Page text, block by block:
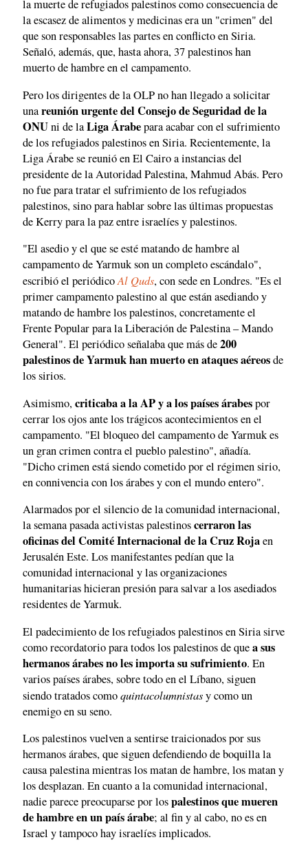
la muerte de refugiados palestinos como consecuencia de
la escasez de alimentos y medicinas era un "crimen" del
que son responsables las partes en conflicto en Siria.
Señaló, además, que, hasta ahora, 37 palestinos han
muerto de hambre en el campamento.
Pero los dirigentes de la OLP no han llegado a solicitar
unareunión urgente del Consejo de Seguridad de la
ONUni de laLiga Árabepara acabar con el sufrimiento
de los refugiados palestinos en Siria. Recientemente, la
Liga Árabe se reunió en El Cairo a instancias del
presidente de la Autoridad Palestina, Mahmud Abás. Pero
no fue para tratar el sufrimiento de los refugiados
palestinos, sino para hablar sobre las últimas propuestas
de Kerry para la paz entre israelíes y palestinos.
"El asedio y el que se esté matando de hambre al
campamento de Yarmuk son un completo escándalo",
escribió el periódicoAl Quds, con sede en Londres. "Es el
primer campamento palestino al que están asediando y
matando de hambre los palestinos, concretamente el
Frente Popular para la Liberación de Palestina – Mando
General". El periódico señalaba que más de200
palestinos de Yarmuk han muerto en ataques aéreosde
los sirios.
Asimismo,criticaba a la AP y a los países árabespor
cerrar los ojos ante los trágicos acontecimientos en el
campamento. "El bloqueo del campamento de Yarmuk es
un gran crimen contra el pueblo palestino", añadía.
"Dicho crimen está siendo cometido por el régimen sirio,
en connivencia con los árabes y con el mundo entero".
Alarmados por el silencio de la comunidad internacional,
la semana pasada activistas palestinoscerraron las
oficinas del Comité Internacional de la Cruz Rojaen
Jerusalén Este. Los manifestantes pedían que la
comunidad internacional y las organizaciones
humanitarias hicieran presión para salvar a los asediados
residentes de Yarmuk.
El padecimiento de los refugiados palestinos en Siria sirve
como recordatorio para todos los palestinos de quea sus
hermanos árabes no les importa su sufrimiento. En
varios países árabes, sobre todo en el Líbano, siguen
siendo tratados comoquintacolumnistasy como un
enemigo en su seno.
Los palestinos vuelven a sentirse traicionados por sus
hermanos árabes, que siguen defendiendo de boquilla la
causa palestina mientras los matan de hambre, los matan y
los desplazan. En cuanto a la comunidad internacional,
nadie parece preocuparse por lospalestinos que mueren
de hambre en un país árabe; al fin y al cabo, no es en
Israel y tampoco hay israelíes implicados.